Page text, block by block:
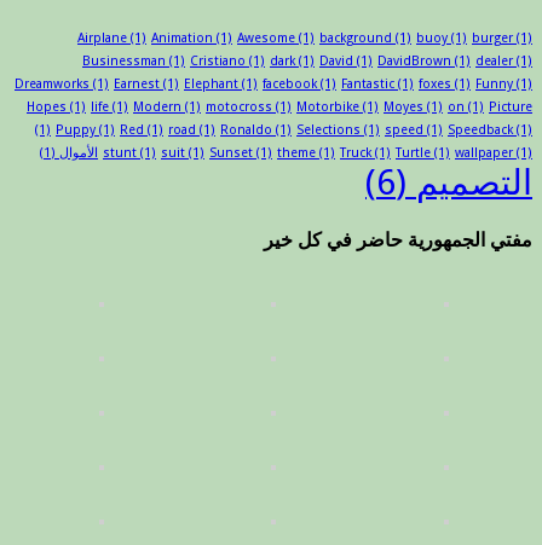
Airplane (1) Animation (1) Awesome (1) background (1) buoy (1) burger (1)
Businessman (1) Cristiano (1) dark(1) David (1) DavidBrown (1) dealer (1)
Dreamworks (1) Earnest (1) Elephant (1) facebook(1) Fantastic (1) foxes (1) Funny (1)
Hopes (1) life (1) Modern (1) motocross (1) Motorbike (1) Moyes (1) on (1) Picture
(1) Puppy (1) Red (1) road (1) Ronaldo (1) Selections (1) speed (1) Speedback(1)
stunt (1) suit (1) Sunset (1) theme (1) Truck(1) Turtle (1) wallpaper (1) الأموال (1)
التصميم (6)
مفتي الجمهورية حاضر في كل خير